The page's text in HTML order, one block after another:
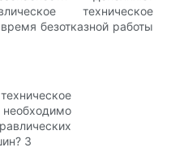
техническое
безотказной работы